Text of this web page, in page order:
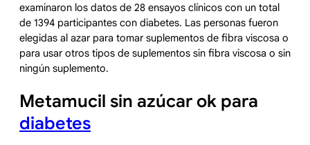
examinaron los datos de 28 ensayos clínicos con un total
de 1394 participantes con diabetes. Las personas fueron
elegidas al azar para tomar suplementos de fibra viscosa o
para usar otros tipos de suplementos sin fibra viscosa o sin
ningún suplemento.
Metamucil sin azúcar ok para
diabetes